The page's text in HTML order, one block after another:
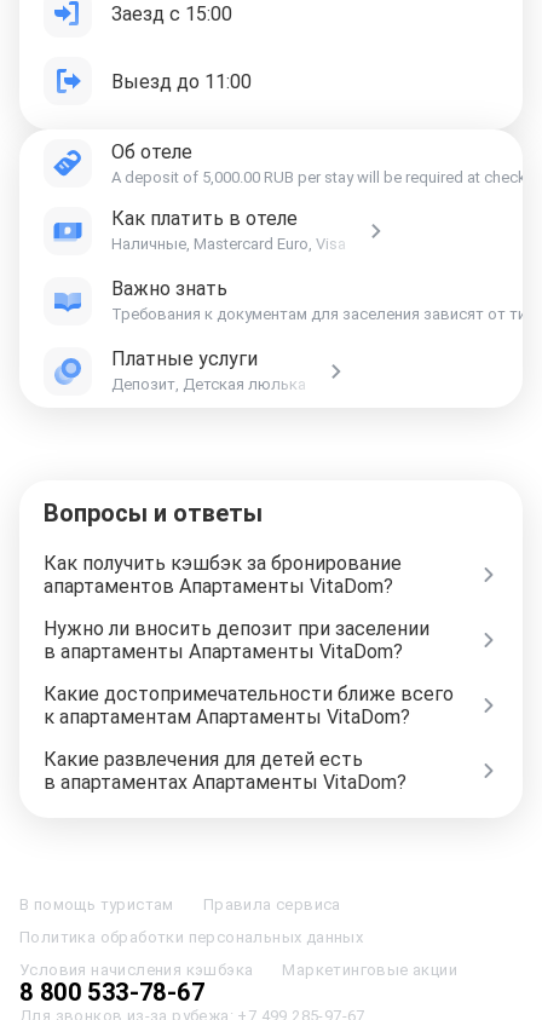
Заезд с 15:00
Выезд до 11:00
Об отеле
A deposit of 5,000.00 RUB per stay will be required at check-
Как платить в отеле
Наличные, Mastercard Euro, Visa
Важно знать
Требования к документам для заселения зависят от
Платные услуги
Депозит, Детская люлька
Вопросы и ответы
Как получить кэшбэк за бронирование
апартаментов Апартаменты VitaDom?
Нужно ли вносить депозит при заселении
в апартаменты Апартаменты VitaDom?
Какие достопримечательности ближе всего
к апартаментам Апартаменты VitaDom?
Какие развлечения для детей есть
в апартаментах Апартаменты VitaDom?
Отели в КазаниОтели в Нижнем Новгороде
Отель ПрезидентОтель Рэдиссон в СочиГостиница в Калининграде
Отель Гринвуд Отели в АдлереОтель Soluxe в Москве
Отель Измайлово АльфаОтели в Сочи
Отели в Абхазии
Отели в СортавалеЕще
В помощь туристам
Правила сервиса
Политика обработки персональных данных
Условия начисления кэшбэка
Маркетинговые акции
8 800 533-78-67
Для звонков из-за рубежа: +7 499 285-97-67